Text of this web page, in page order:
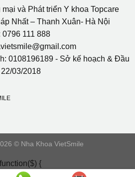
và Phát triển Y khoa Topcare
Nhất – Thanh Xuân- Hà Nội
111 888
0108196189 - Sở kế hoạch & Đầu
03/2018
© Nha Khoa VietSmile
{